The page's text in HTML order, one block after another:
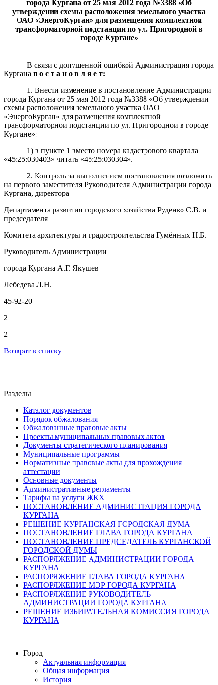
города Кургана от 25 мая 2012 года №3388 «Об
утверждении схемы расположения земельного участка
ОАО «ЭнергоКурган» для размещения комплектной
трансформаторной подстанции по ул. Пригородной в
городе Кургане»
В связи с допущенной ошибкой Администрация города
Кургана п о с т а н о в л я е т:
1. Внести изменение в постановление Администрации
города Кургана от 25 мая 2012 года №3388 «Об утверждении
схемы расположения земельного участка ОАО
«ЭнергоКурган» для размещения комплектной
трансформаторной подстанции по ул. Пригородной в городе
Кургане»:
1) в пункте 1 вместо номера кадастрового квартала
«45:25:030403» читать «45:25:030304».
2. Контроль за выполнением постановления возложить
на первого заместителя Руководителя Администрации города
Кургана, директора
Департамента развития городского хозяйства Руденко С.В. и
председателя
Комитета архитектуры и градостроительства Гумённых Н.Б.
Руководитель Администрации
города Кургана А.Г. Якушев
Лебедева Л.Н.
45-92-20
2
2
Возврат к списку
Разделы
Каталог документов
Порядок обжалования
Обжалованные правовые акты
Проекты муниципальных правовых актов
Документы стратегического планирования
Муниципальные программы
Нормативные правовые акты для прохождения
аттестации
Основные документы
Административные регламенты
Тарифы на услуги ЖКХ
ПОСТАНОВЛЕНИЕ АДМИНИСТРАЦИЯ ГОРОДА
КУРГАНА
РЕШЕНИЕ КУРГАНСКАЯ ГОРОДСКАЯ ДУМА
ПОСТАНОВЛЕНИЕ ГЛАВА ГОРОДА КУРГАНА
ПОСТАНОВЛЕНИЕ ПРЕДСЕДАТЕЛЬ КУРГАНСКОЙ
ГОРОДСКОЙ ДУМЫ
РАСПОРЯЖЕНИЕ АДМИНИСТРАЦИИ ГОРОДА
КУРГАНА
РАСПОРЯЖЕНИЕ ГЛАВА ГОРОДА КУРГАНА
РАСПОРЯЖЕНИЕ МЭР ГОРОДА КУРГАНА
РАСПОРЯЖЕНИЕ РУКОВОДИТЕЛЬ
АДМИНИСТРАЦИИ ГОРОДА КУРГАНА
РЕШЕНИЕ ИЗБИРАТЕЛЬНАЯ КОМИССИЯ ГОРОДА
КУРГАНА
Город
Актуальная информация
Общая информация
История